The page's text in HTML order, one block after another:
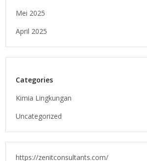
Mei 2025
April 2025
Categories
Kimia Lingkungan
Uncategorized
https://zenitconsultants.com/